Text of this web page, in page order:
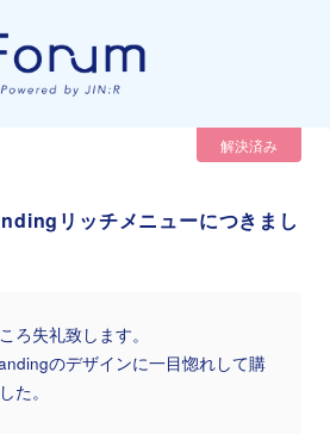
解決済み
リッチメニューにつきまし
ろ失礼致します。
のデザインに一目惚れして購
た。